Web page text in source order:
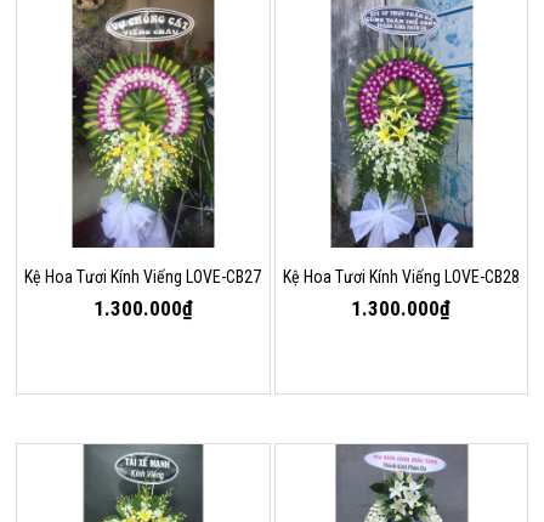
Kệ Hoa Tươi Kính Viếng LOVE-CB27
1.300.000₫
Kệ Hoa Tươi Kính Viếng LOVE-CB28
1.300.000₫